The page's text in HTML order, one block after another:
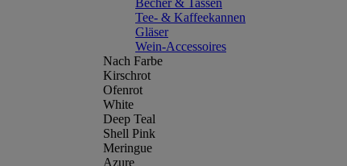
Becher & Tassen
Tee- & Kaffeekannen
Gläser
Wein-Accessoires
Nach Farbe
Kirschrot
Ofenrot
White
Deep Teal
Shell Pink
Meringue
Azure